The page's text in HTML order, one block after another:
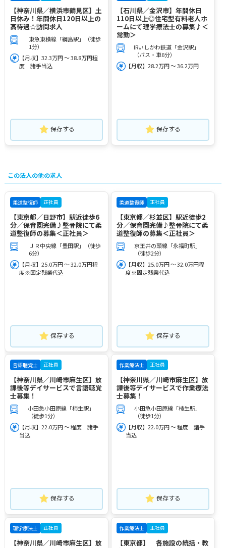
【神奈川県／横浜市鶴見区】土
日休み！年間休日120日以上の
高待遇☆訪問求人
東急東横線「綱島駅」（徒歩
1分）
【月収】32.3万円 ～ 38.8万円程
度 諸手当込
保存する
【石川県／金沢市】年間休日
110日以上◎住宅型有料老人ホ
ームにて理学療法士の募集♪＜
常勤＞
IRいしかわ鉄道「金沢駅」
（バス・車6分）
【月収】28.2万円 ～ 36.2万円
保存する
この法人の他の求人
柔道整復師 正社員
【東京都／日野市】駅近徒歩6
分／保育園完備♪整骨院にて柔
道整復師の募集＜正社員＞
ＪＲ中央線「豊田駅」（徒歩
6分）
【月収】25.0万円 ～ 32.0万円程
度※固定残業代込
保存する
柔道整復師 正社員
【東京都／杉並区】駅近徒歩2
分／保育園完備♪整骨院にて柔
道整復師の募集＜正社員＞
京王井の頭線「永福町駅」
（徒歩2分）
【月収】25.0万円 ～ 32.0万円程
度※固定残業代込
保存する
言語聴覚士 正社員
【神奈川県／川崎市麻生区】放
課後等デイサービスで言語聴覚
士募集！
小田急小田原線「柿生駅」
（徒歩1分）
【月収】22.0万円 ～ 程度 諸手
当込
保存する
作業療法士 正社員
【神奈川県／川崎市麻生区】放
課後等デイサービスで作業療法
士募集！
小田急小田原線「柿生駅」
（徒歩1分）
【月収】22.0万円 ～ 程度 諸手
当込
保存する
理学療法士 正社員
【神奈川県／川崎市麻生区】放
作業療法士 正社員
【東京都】 各施設の統括・教